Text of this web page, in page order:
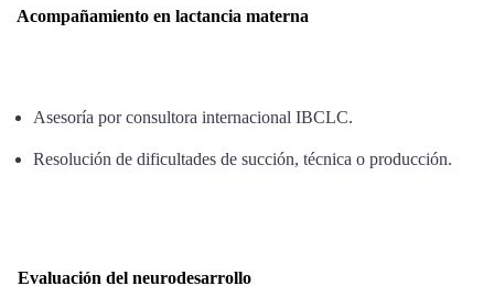
Acompañamiento en lactancia materna
Asesoría por consultora internacional IBCLC.
Resolución de dificultades de succión, técnica o producción.
Evaluación del neurodesarrollo